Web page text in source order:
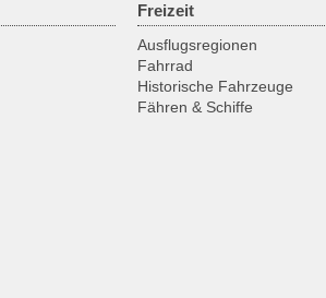
Freizeit
Ausflugsregionen
Fahrrad
Historische Fahrzeuge
Fähren & Schiffe